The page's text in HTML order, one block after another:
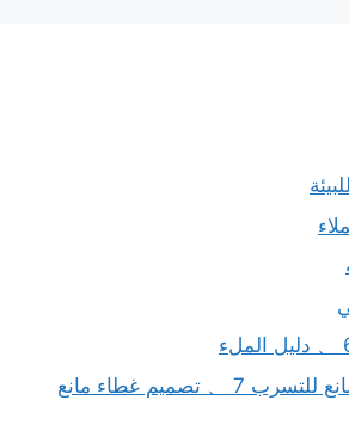
7、تصميم غطاء مانع للتسرب 7 、 تصميم غطاء مانع